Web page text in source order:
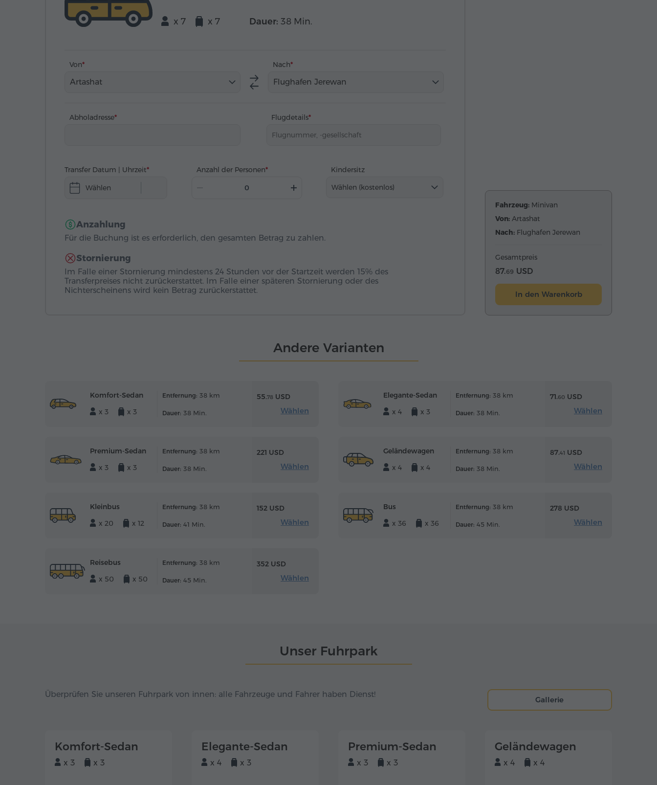
x 7 x 7 Dauer: 38 Min.
Von
Artashat
Nach
Flughafen Jerewan
Abholadresse Flugdetails
Transfer Datum | Uhrzeit
Wählen
Anzahl der Personen
Kindersitz
Wählen (kostenlos)
Anzahlung
Für die Buchung ist es erforderlich, den gesamten Betrag zu zahlen.
Stornierung
Im Falle einer Stornierung mindestens 24 Stunden vor der Startzeit werden 15% des
Transferpreises nicht zurückerstattet. Im Falle einer späteren Stornierung oder des
Nichterscheinens wird kein Betrag zurückerstattet.
Fahrzeug: Minivan
Von: Artashat
Nach: Flughafen Jerewan
Gesamtpreis
87.69 USD
In den Warenkorb
Andere Varianten
Komfort-Sedan
x 3
x 3
Entfernung: 38 km
Dauer: 38 Min.
55.78 USD
Wählen
Elegante-Sedan
x 4
x 3
Entfernung: 38 km
Dauer: 38 Min.
71.60 USD
Wählen
Premium-Sedan
x 3
x 3
Entfernung: 38 km
Dauer: 38 Min.
221 USD
Wählen
Geländewagen
x 4
x 4
Entfernung: 38 km
Dauer: 38 Min.
87.41 USD
Wählen
Kleinbus
x 20
x 12
Entfernung: 38 km
Dauer: 41 Min.
152 USD
Wählen
Bus
x 36
x 36
Entfernung: 38 km
Dauer: 45 Min.
278 USD
Wählen
Reisebus
x 50
x 50
Entfernung: 38 km
Dauer: 45 Min.
352 USD
Wählen
Unser Fuhrpark
Überprüfen Sie unseren Fuhrpark von innen: alle Fahrzeuge und Fahrer haben Dienst!
Gallerie
Komfort-Sedan
x 3 x 3
Elegante-Sedan
x 4 x 3
Premium-Sedan
x 3 x 3
Geländewagen
x 4 x 4